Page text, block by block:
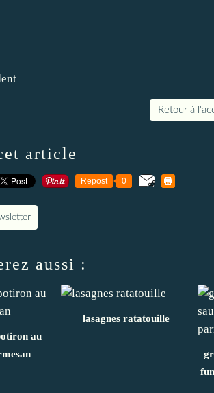
Retour à
article
Repost 0
aussi :
au
lasagnes ratatouille